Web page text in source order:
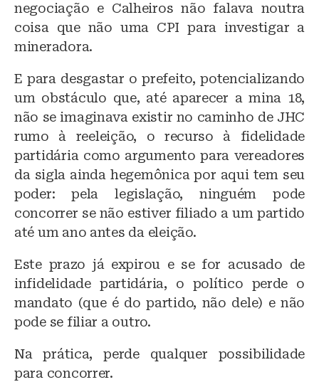
negociação e Calheiros não falava noutra
coisa que não uma CPI para investigar a
mineradora.
E para desgastar o prefeito, potencializando
um obstáculo que, até aparecer a mina 18,
não se imaginava existir no caminho de JHC
rumo à reeleição, o recurso à fidelidade
partidária como argumento para vereadores
da sigla ainda hegemônica por aqui tem seu
poder: pela legislação, ninguém pode
concorrer se não estiver filiado a um partido
até um ano antes da eleição.
Este prazo já expirou e se for acusado de
infidelidade partidária, o político perde o
mandato (que é do partido, não dele) e não
pode se filiar a outro.
Na prática, perde qualquer possibilidade
para concorrer.